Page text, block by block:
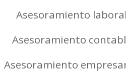
Asesoramiento
Asesoramiento
Asesoramiento